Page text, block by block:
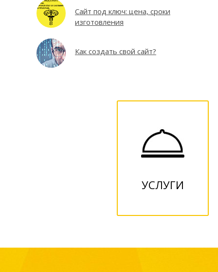
Сайт под ключ: цена, сроки
изготовления
Как создать свой сайт?
УСЛУГИ